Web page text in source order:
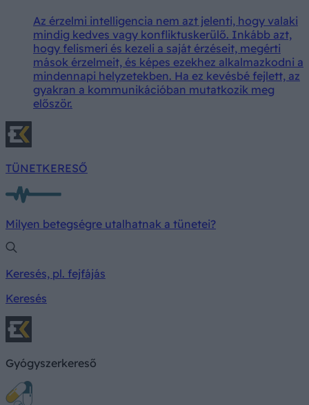
Az érzelmi intelligencia nem azt jelenti, hogy valaki
mindig kedves vagy konfliktuskerülő. Inkább azt,
hogy felismeri és kezeli a saját érzéseit, megérti
mások érzelmeit, és képes ezekhez alkalmazkodni a
mindennapi helyzetekben. Ha ez kevésbé fejlett, az
gyakran a kommunikációban mutatkozik meg
először.
TÜNETKERESŐ
Milyen betegségre utalhatnak a tünetei?
Keresés, pl. fejfájás
Keresés
Gyógyszerkereső